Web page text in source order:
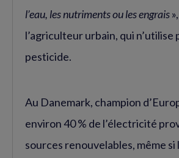
l’eau, les nutriments ou les engrais
l’agriculteur urbain, qui n’utilise
pesticide.
Au Danemark, champion
environ 40 % de l’électricité
sources renouvelables, même si